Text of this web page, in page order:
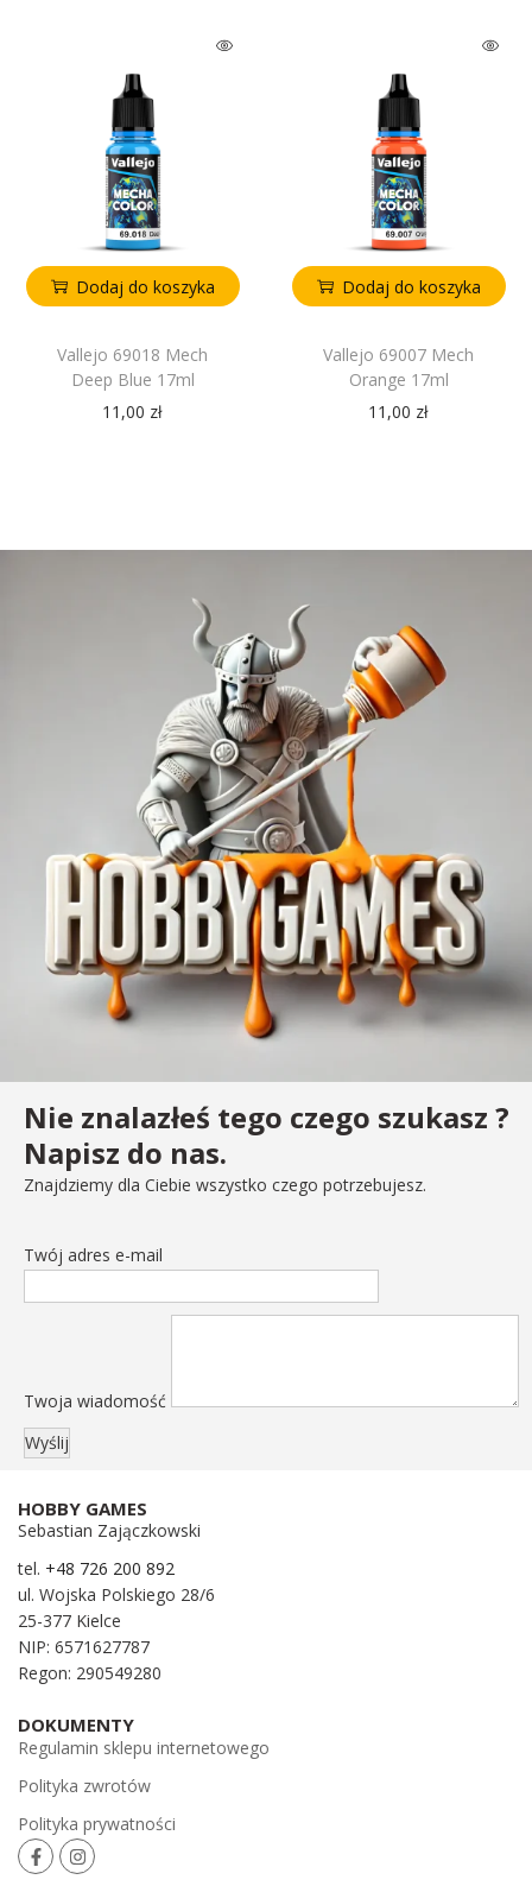
Dodaj do koszyka
Vallejo 69018 Mech
Deep Blue 17ml
11,00 zł
Dodaj do koszyka
Vallejo 69007 Mech
Orange 17ml
11,00 zł
Nie znalazłeś tego czego szukasz ?
Napisz do nas.
Znajdziemy dla Ciebie wszystko czego potrzebujesz.
Twój adres e-mail
Twoja wiadomość
HOBBY GAMES
Sebastian Zajączkowski
tel. +48 726 200 892
ul. Wojska Polskiego 28/6
25-377 Kielce
NIP: 6571627787
Regon: 290549280
DOKUMENTY
Regulamin sklepu internetowego
Polityka zwrotów
Polityka prywatności